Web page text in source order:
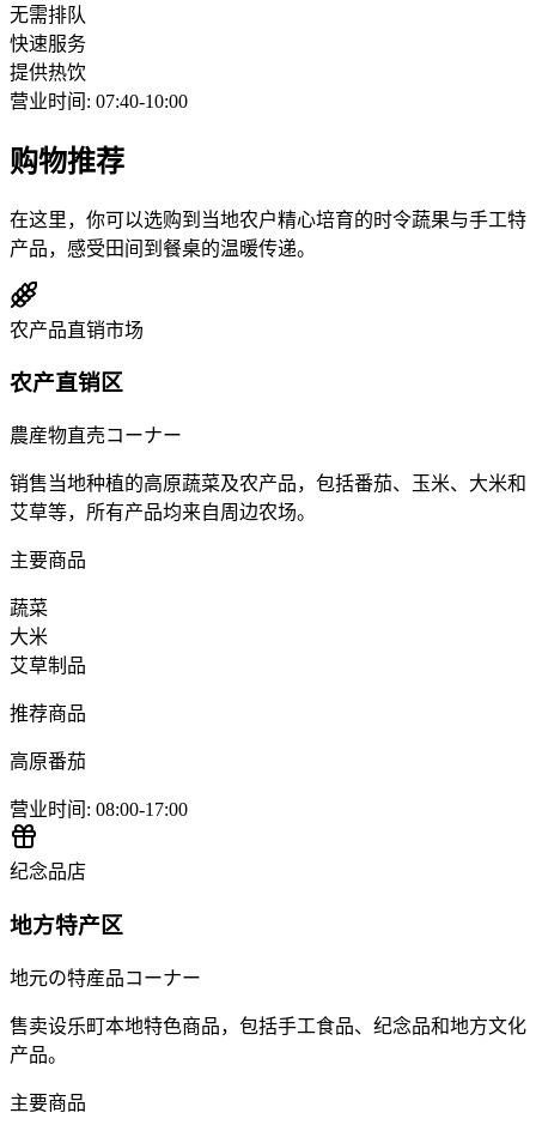
无需排队
快速服务
提供热饮
营业时间 : 07:40-10:00
购物推荐
在这里，你可以选购到当地农户精心培育的时令蔬果与手工特
产品，感受田间到餐桌的温暖传递。
农产品直销市场
农产直销区
農産物直売コーナー
销售当地种植的高原蔬菜及农产品，包括番茄、玉米、大米和
艾草等，所有产品均来自周边农场。
主要商品
蔬菜
大米
艾草制品
推荐商品
高原番茄
营业时间 : 08:00-17:00
纪念品店
地方特产区
地元の特産品コーナー
售卖设乐町本地特色商品，包括手工食品、纪念品和地方文化
产品。
主要商品